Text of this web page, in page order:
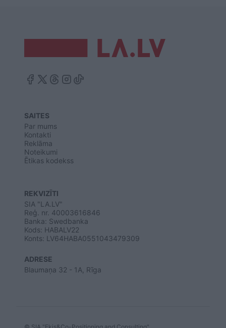
SAITES
Par mums
Kontakti
Reklāma
Noteikumi
Ētikas kodekss
REKVIZĪTI
SIA "LA.LV"
Reģ. nr. 40003616846
Banka: Swedbanka
Kods: HABALV22
Konts: LV64HABA0551043479309
ADRESE
Blaumaņa 32 - 1A, Rīga